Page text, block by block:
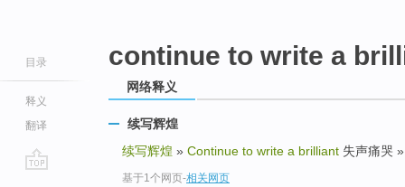
目录
释义
翻译
continue to write a
网络释义
续写辉煌
续写辉煌 » Continue to write a brilliant 失声痛哭
基于1个网页-相关网页